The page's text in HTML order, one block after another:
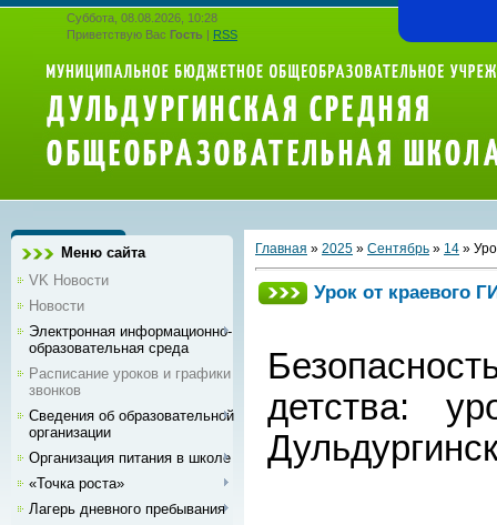
Суббота, 08.08.2026, 10:28
Приветствую Вас Гость | RSS
Меню сайта
VK Новости
Новости
Электронная информационно-
образовательная среда
Расписание уроков и графики
звонков
Сведения об образовательной
организации
Организация питания в школе
«Точка роста»
Лагерь дневного пребывания
Главная » 2025 » Сентябрь » 14 »
Урок от краевого
детства: